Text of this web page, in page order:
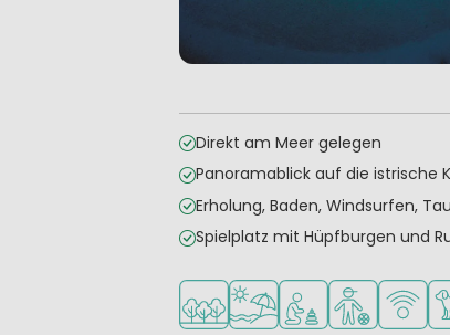
Direkt am Meer gelegen
Panoramablick auf die istrische
Erholung, Baden, Windsurfen,
Spielplatz mit Hüpfburgen und
In waldreicher Umgebung
Am Strand und Meer
Empfohlen für
Empfohlen
WLAN